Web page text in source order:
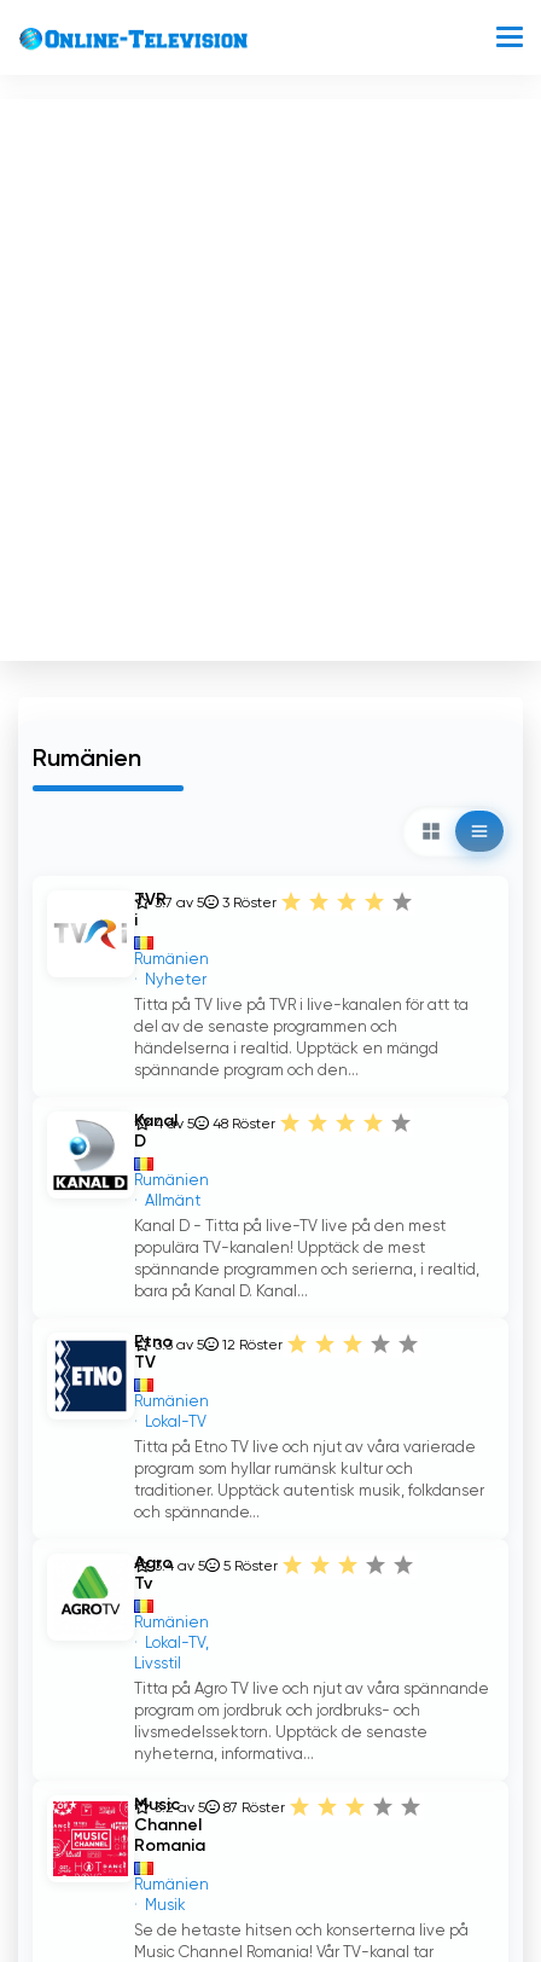
Rumänien
TVR
i
Rumänien
Nyheter
3.7 av 5 3 Röster
Titta på TV live på TVR i live-kanalen för att ta
del av de senaste programmen och
händelserna i realtid. Upptäck en mängd
spännande program och den...
Kanal
D
Rumänien
Allmänt
4 av 5 48 Röster
Kanal D - Titta på live-TV live på den mest
populära TV-kanalen! Upptäck de mest
spännande programmen och serierna, i realtid,
bara på Kanal D. Kanal...
Etno
TV
Rumänien
Lokal-TV
3.3 av 5 12 Röster
Titta på Etno TV live och njut av våra varierade
program som hyllar rumänsk kultur och
traditioner. Upptäck autentisk musik, folkdanser
och spännande...
Agro
Tv
Rumänien
Lokal-TV,
Livsstil
3.4 av 5 5 Röster
Titta på Agro TV live och njut av våra spännande
program om jordbruk och jordbruks- och
livsmedelssektorn. Upptäck de senaste
nyheterna, informativa...
Music
Channel
Romania
Rumänien
Musik
3.2 av 5 87 Röster
Se de hetaste hitsen och konserterna live på
Music Channel Romania! Vår TV-kanal tar